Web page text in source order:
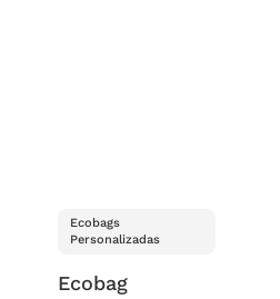
Ecobags
Personalizadas
Ecobag